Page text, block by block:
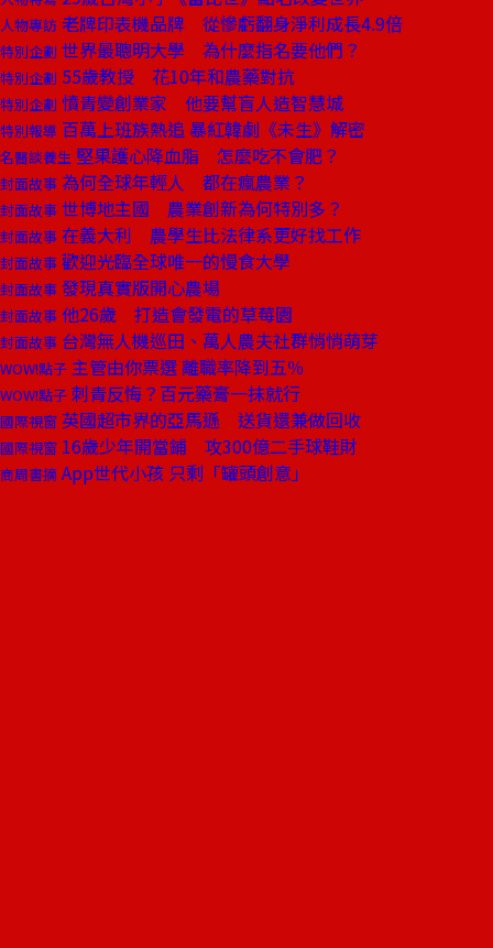
人物專訪 老牌印表機品牌 從慘虧翻身淨利成長4.9倍
特別企劃 世界最聰明大學 為什麼指名要他們？
特別企劃 55歲教授 花10年和農藥對抗
特別企劃 憤青變創業家 他要幫盲人造智慧城
特別報導 百萬上班族熱追 暴紅韓劇《未生》解密
名醫談養生 堅果護心降血脂 怎麼吃不會肥？
封面故事 為何全球年輕人 都在瘋農業？
封面故事 世博地主國 農業創新為何特別多？
封面故事 在義大利 農學生比法律系更好找工作
封面故事 歡迎光臨全球唯一的慢食大學
封面故事 發現真實版開心農場
封面故事 他26歲 打造會發電的草莓園
封面故事 台灣無人機巡田、萬人農夫社群悄悄萌芽
WOW!點子 主管由你票選 離職率降到五％
WOW!點子 刺青反悔？百元藥膏一抹就行
國際視窗 英國超市界的亞馬遜 送貨還兼做回收
國際視窗 16歲少年開當鋪 攻300億二手球鞋財
商周書摘 App世代小孩 只剩「罐頭創意」